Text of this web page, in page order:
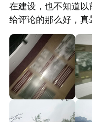
在建设，也不知道
给评论的那么好，真